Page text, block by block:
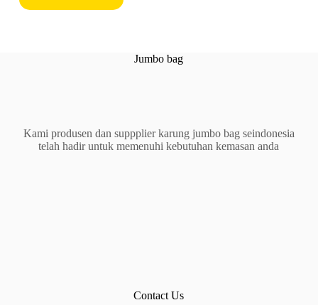
Jumbo bag
Kami produsen dan suppplier karung jumbo bag seindonesia
telah hadir untuk memenuhi kebutuhan kemasan anda
Contact Us